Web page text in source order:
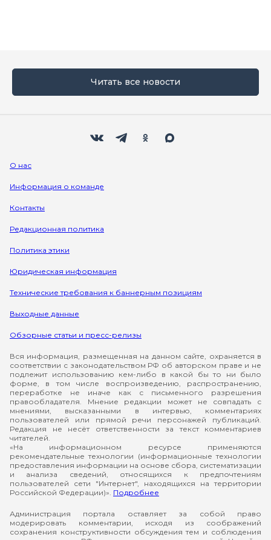
Читать все новости
О нас
Информация о команде
Контакты
Редакционная политика
Политика этики
Юридическая информация
Технические требования к баннерным позициям
Выходные данные
Обзорные статьи и пресс-релизы
Вся информация, размещенная на данном сайте, охраняется в
соответствии с законодательством РФ об авторском праве и не
подлежит использованию кем-либо в какой бы то ни было
форме, в том числе воспроизведению, распространению,
переработке не иначе как с письменного разрешения
правообладателя. Мнение редакции может не совпадать с
мнениями, высказанными в интервью, комментариях
пользователей или прямой речи персонажей публикаций.
Редакция не несёт ответственности за текст комментариев
читателей.
«На информационном ресурсе применяются
рекомендательные технологии (информационные технологии
предоставления информации на основе сбора, систематизации
и анализа сведений, относящихся к предпочтениям
пользователей сети "Интернет", находящихся на территории
Российской Федерации)». Подробнее
Администрация портала оставляет за собой право
модерировать комментарии, исходя из соображений
сохранения конструктивности обсуждения тем и соблюдения